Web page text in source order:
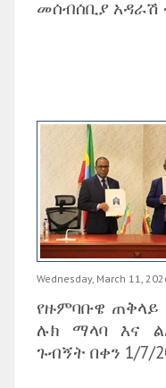
መሰብሰቢያ አዳራሽ
Wednesday, March 11,
የዙምባቡዌ ጠቅላይ
ሉክ ማላባ እና
ጉብኝት በቀን 1/7/